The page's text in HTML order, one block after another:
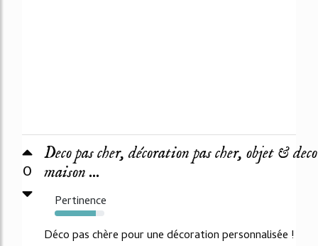
0
Deco pas cher, décoration pas cher, objet & deco
maison ...
Pertinence
83%
Déco pas chère pour une décoration personnalisée !